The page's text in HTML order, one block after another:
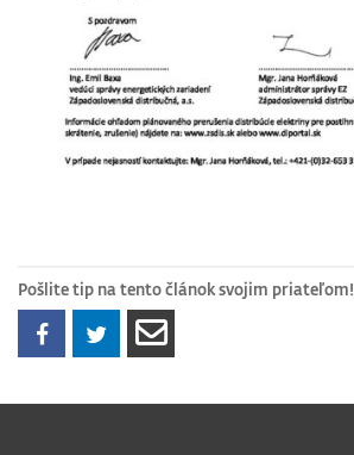
Pošlite tip na tento článok svojim priateľom!